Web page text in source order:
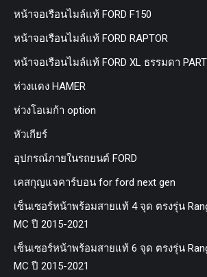
หน้าจอเรือนไมล์แท้ FORD F150
หน้าจอเรือนไมล์แท้ FORD RAPTOR
หน้าจอเรือนไมล์แท้ FORD XL ธรรมดา
ห่วงแดง HAMER
ห่วงโอเมก้า option
หัวเกียร์
อุปกรณ์ภายในรถยนต์ FORD
เคสกุญแจคาร์บอน for ford next gen
เซ็นเซอร์หน้าพร้อมสายแท้ 4 จุด ตรงรุ่น
MC ปี 2015-2021
เซ็นเซอร์หน้าพร้อมสายแท้ 6 จุด ตรงรุ่น
MC ปี 2015-2021